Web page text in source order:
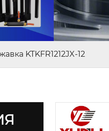
KTKFR1212JX-12